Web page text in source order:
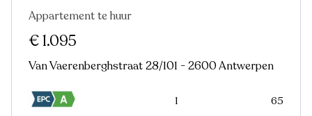
Nieuw
Appartement te huur
€ 1.095
Van Vaerenberghstraat 28/101 - 2600 Antwerpen
1 65